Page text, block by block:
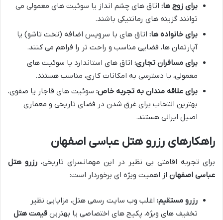
برای زوج ها: اتاق های چشم انداز یا سوئیت های معمولی می
توانند گزینه های رمانتیکی باشند.
برای خانواده ها: اتاق های با سرویس اضافه (تخت تاشو) یا
آپارتمان ها، فضایی مناسب و راحت تر را فراهم می کنند.
برای مسافران تجاری: اتاق های استاندارد یا سوئیت های
معمولی، با دسترسی به امکانات کاری، مناسب هستند.
برای علاقه مندان به تجربه خاص: سوئیت های قاجار یا صفوی،
بهترین انتخاب برای غرق شدن در فضای تاریخی و معماری
اصیل ایرانی هستند.
راهکارهای رزرو هتل عباسی اصفهان
برای تجربه اقامتی بی نظیر در این مهمانسرای تاریخی، رزرو هتل
عباسی اصفهان از اهمیت ویژه ای برخوردار است:
رزرو مستقیم: اغلب وب سایت رسمی هتل، مزایایی نظیر
تخفیف های ویژه، پکیج های اختصاصی یا بهترین قیمت هتل